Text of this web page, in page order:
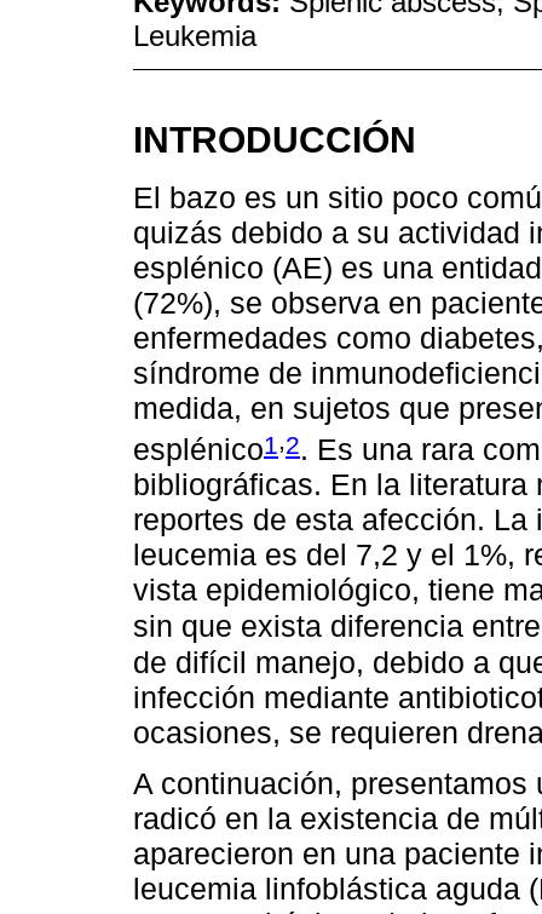
Leukemia
INTRODUCCIÓN
El bazo es un sitio poco
quizás debido a su actividad
esplénico (AE) es una
(72%), se observa en
enfermedades como
síndrome de
medida, en sujetos que
esplénico1,2. Es una rara
bibliográficas. En la
reportes de esta afección.
leucemia es del 7,2 y el 1%,
vista epidemiológico, tiene
sin que exista diferencia
de difícil manejo, debido a
infección mediante
ocasiones, se requieren
A continuación,
radicó en la existencia de
aparecieron en una paciente
leucemia linfoblástica aguda